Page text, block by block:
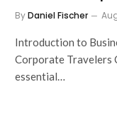
ByDaniel Fischer
Introduction to
Corporate Travelers
essential…